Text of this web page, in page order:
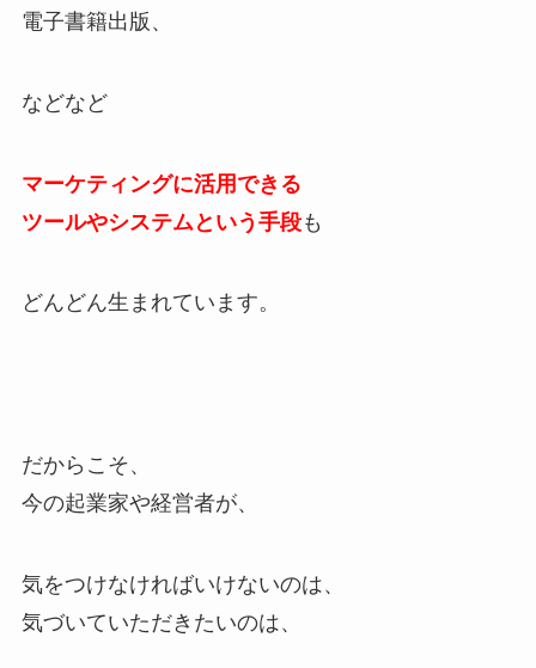
電子書籍出版、
などなど
マーケティングに活用できる
ツールやシステムという手段も
どんどん生まれています。
だからこそ、
今の起業家や経営者が、
気をつけなければいけないのは、
気づいていただきたいのは、